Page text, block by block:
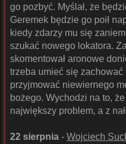
go pozbyć. Myślał, że
Geremek będzie go poił
kiedy zdarzy mu się
szukać nowego lokatora.
skomentował aronowe
trzeba umieć się
przyjmować niewiernego
bożego. Wychodzi na to,
największy problem, a z
22 sierpnia - Wojciech